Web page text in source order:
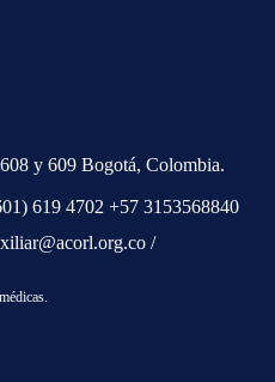
y 609 Bogotá, Colombia.
619 4702 +57 3153568840
/